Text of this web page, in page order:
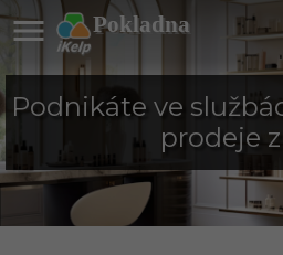
Pokladna

Podnikáte ve
prodeje